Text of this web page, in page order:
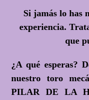
Si jamás lo has
experiencia.
que
¿A qué esperas?
nuestro toro
PILAR DE LA